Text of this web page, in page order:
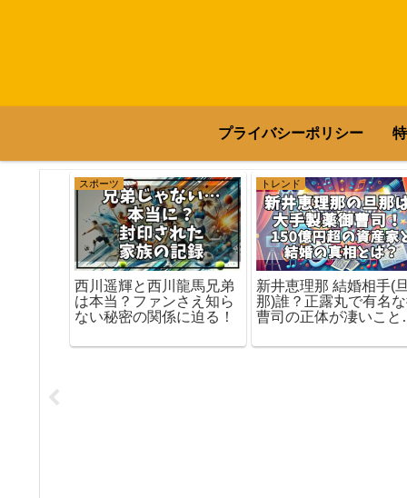
プライバシーポリシー
スポーツ
西川遥輝と西川龍馬兄弟
は本当？ファンさえ知ら
ない秘密の関係に迫る！
トレンド
新井恵理那 結婚相手(
那)誰？正露丸で有名
曹司の正体が凄いこと